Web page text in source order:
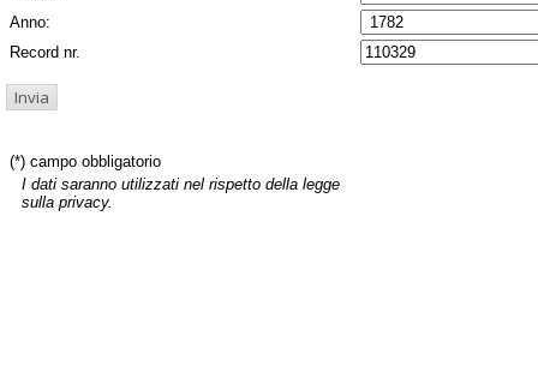
Anno:
Record nr.
(*) campo obbligatorio
I dati saranno utilizzati nel rispetto della legge
sulla privacy.